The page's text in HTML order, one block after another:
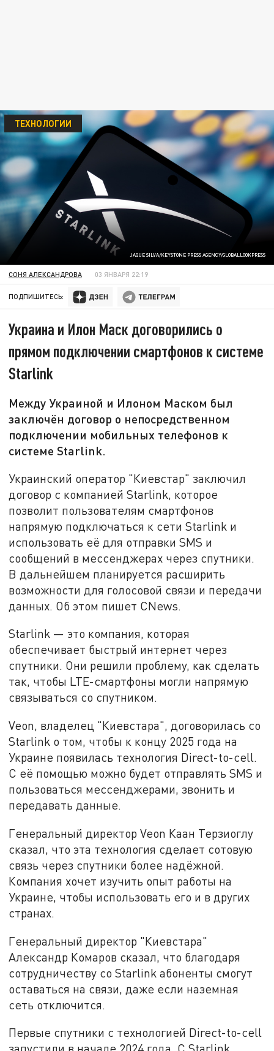
JAQUE SILVA/KEYSTONE PRESS AGENCY/GLOBALLOOKPRESS
ТЕХНОЛОГИИ
СОНЯ АЛЕКСАНДРОВА 03 ЯНВАРЯ 22:19
ПОДПИШИТЕСЬ:
Украина и Илон Маск договорились о
прямом подключении смартфонов к системе
Starlink
Между Украиной и Илоном Маском был
заключён договор о непосредственном
подключении мобильных телефонов к
системе Starlink.
Украинский оператор "Киевстар" заключил
договор с компанией Starlink, которое
позволит пользователям смартфонов
напрямую подключаться к сети Starlink и
использовать её для отправки SMS и
сообщений в мессенджерах через спутники.
В дальнейшем планируется расширить
возможности для голосовой связи и передачи
данных. Об этом пишет CNews.
Starlink — это компания, которая
обеспечивает быстрый интернет через
спутники. Они решили проблему, как сделать
так, чтобы LTE-смартфоны могли напрямую
связываться со спутником.
Veon, владелец "Киевстара", договорилась со
Starlink о том, чтобы к концу 2025 года на
Украине появилась технология Direct-to-cell.
С её помощью можно будет отправлять SMS и
пользоваться мессенджерами, звонить и
передавать данные.
Генеральный директор Veon Каан Терзиоглу
сказал, что эта технология сделает сотовую
связь через спутники более надёжной.
Компания хочет изучить опыт работы на
Украине, чтобы использовать его и в других
странах.
Генеральный директор "Киевстара"
Александр Комаров сказал, что благодаря
сотрудничеству со Starlink абоненты смогут
оставаться на связи, даже если наземная
сеть отключится.
Первые спутники с технологией Direct-to-cell